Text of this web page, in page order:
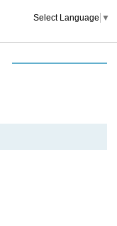
Select Language ▼